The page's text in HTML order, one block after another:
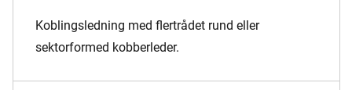
Koblingsledning med flertrådet rund eller
sektorformed kobberleder.